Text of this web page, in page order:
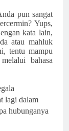
pun sangat
Yups,
kata lain,
atau mahluk
tentu mampu
bahasa
lagi dalam
hubunganya